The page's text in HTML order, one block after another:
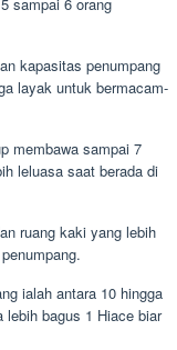
kapasitas penumpang
layak untuk bermacam-
membawa sampai 7
leluasa saat berada di
ruang kaki yang lebih
ialah antara 10 hingga
lebih bagus 1 Hiace biar